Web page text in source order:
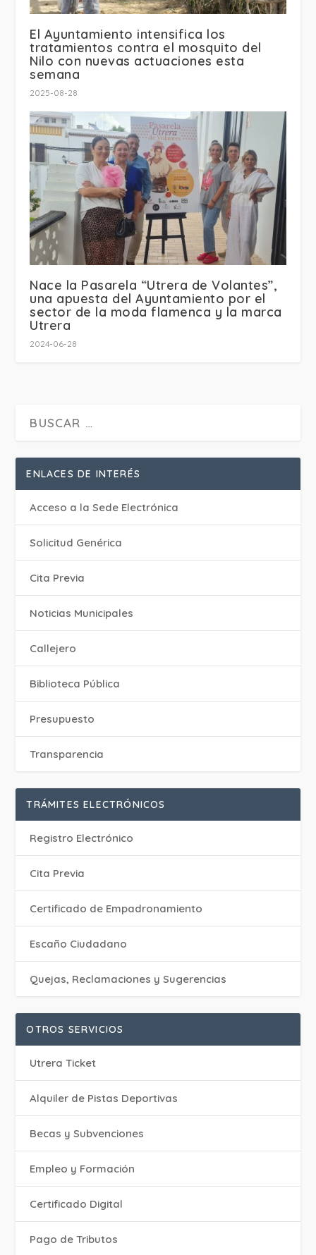
El Ayuntamiento intensifica los
tratamientos contra el mosquito del
Nilo con nuevas actuaciones esta
semana
2025-08-28
Nace la Pasarela “Utrera de Volantes”,
una apuesta del Ayuntamiento por el
sector de la moda flamenca y la marca
Utrera
2024-06-28
ENLACES DE INTERÉS
Acceso a la Sede Electrónica
Solicitud Genérica
Cita Previa
‎Noticias Municipales
Callejero
Biblioteca Pública
Presupuesto
Transparencia
TRÁMITES ELECTRÓNICOS
Registro Electrónico
Cita Previa
Certificado de Empadronamiento
Escaño Ciudadano
Quejas, Reclamaciones y Sugerencias
OTROS SERVICIOS
Utrera Ticket
Alquiler de Pistas Deportivas
Becas y Subvenciones
Empleo y Formación
Certificado Digital
Pago de Tributos